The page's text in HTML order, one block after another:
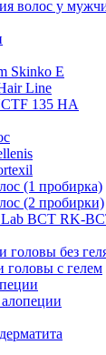
волос у
Skinko E
Line
135 HA
(1 пробирка)
(2 пробирки)
BCT RK-
головы без
головы с гелем